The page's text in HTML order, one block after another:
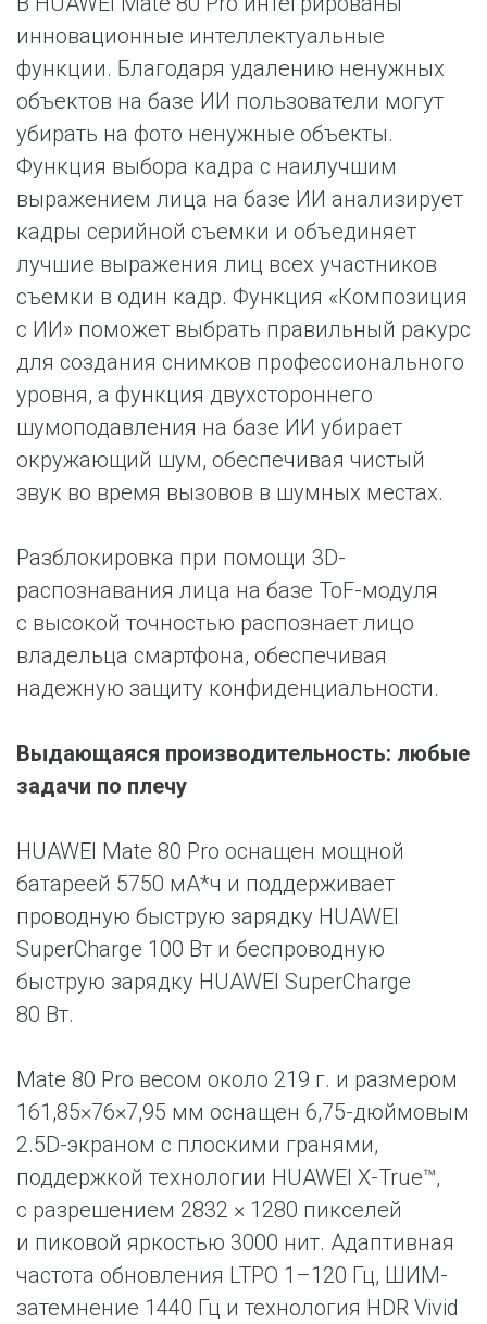
инновационные интеллектуальные
функции. Благодаря удалению ненужных
объектов на базе ИИ пользователи могут
убирать на фото ненужные объекты.
Функция выбора кадра с наилучшим
выражением лица на базе ИИ анализирует
кадры серийной съемки и объединяет
лучшие выражения лиц всех участников
съемки в один кадр. Функция «Композиция
с ИИ» поможет выбрать правильный ракурс
для создания снимков профессионального
уровня, а функция двухстороннего
шумоподавления на базе ИИ убирает
окружающий шум, обеспечивая чистый
звук во время вызовов в шумных местах.
Разблокировка при помощи 3D-
распознавания лица на базе ToF-модуля
с высокой точностью распознает лицо
владельца смартфона, обеспечивая
надежную защиту конфиденциальности.
Выдающаяся производительность: любые
задачи по плечу
HUAWEI Mate 80 Pro оснащен мощной
батареей 5750 мА*ч и поддерживает
проводную быструю зарядку HUAWEI
SuperCharge 100 Вт и беспроводную
быструю зарядку HUAWEI SuperCharge
80 Вт.
Mate 80 Pro весом около 219 г. и размером
161,85×76×7,95 мм оснащен 6,75-дюймовым
2.5D-экраном с плоскими гранями,
поддержкой технологии HUAWEI X-True™,
с разрешением 2832 × 1280 пикселей
и пиковой яркостью 3000 нит. Адаптивная
частота обновления LTPO 1–120 Гц, ШИМ-
затемнение 1440 Гц и технология HDR Vivid